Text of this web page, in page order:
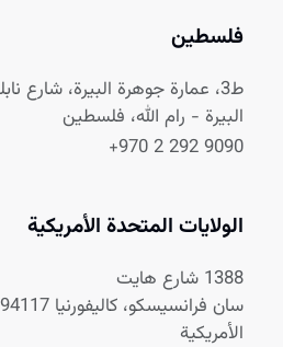
فلسطين
ط3، عمارة جوهرة البيرة، شارع نابلس
البيرة - رام الله، فلسطين
+970 2 292 9090
الولايات المتحدة الأمريكية
1388 شارع هايت
الأمريكية